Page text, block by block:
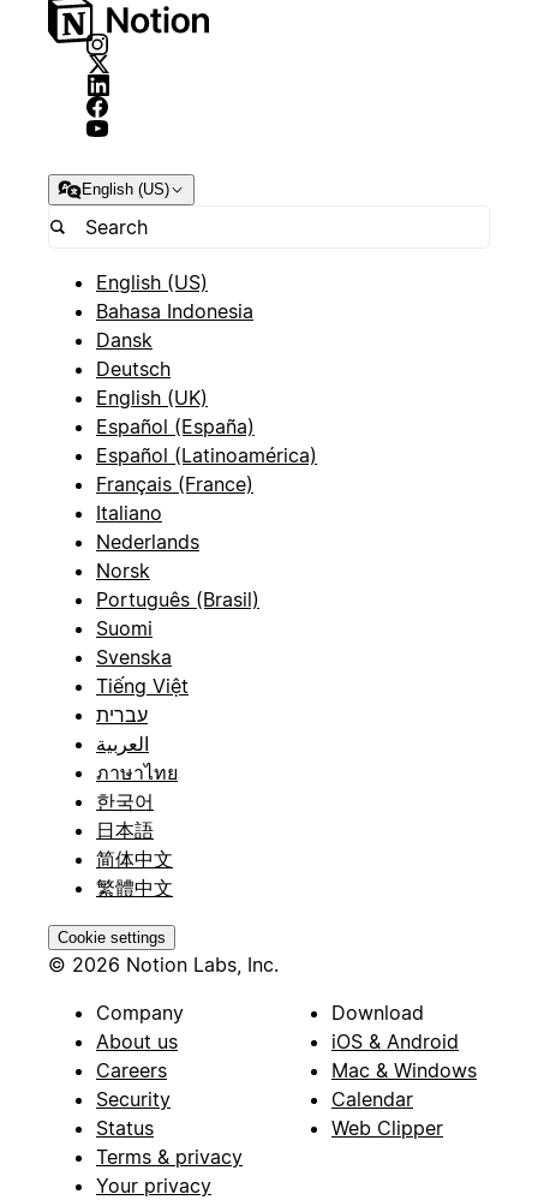
English (US)
English (US)
Bahasa Indonesia
Dansk
Deutsch
English (UK)
Español (España)
Español (Latinoamérica)
Français (France)
Italiano
Nederlands
Norsk
Português (Brasil)
Suomi
Svenska
Tiếng Việt
עברית
العربية
ภาษาไทย
한국어
日本語
简体中文
繁體中文
Cookie settings
© 2026 Notion Labs, Inc.
Company
About us
Careers
Security
Status
Terms & privacy
Your privacy
Download
iOS & Android
Mac & Windows
Calendar
Web Clipper